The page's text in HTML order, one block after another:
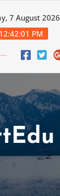
7 August 2026
12:42:03 PM